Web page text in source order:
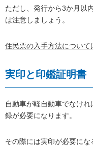
ただし、発行から3か月以
は注意しましょう。
住民票の入手方法について
実印と印鑑証明書
自動車が軽自動車でなけ
録が必要になります。
その際には実印が必要に